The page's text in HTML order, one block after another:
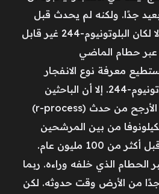
جدًا. ولكنه لم يحدث قبل
أكثر من مليار سنة، وإلا لكان البلوتونيوم-244 غير قابل
عبر حطام الماضي
معرفة نوع الانفجار
الدقيق الذي أنتج البلوتونيوم-244. إلا أن الباحثين
يعتقدون أنه جاء على الأرجح من حدث (r-process)
من بين المرشحين
الرئيسيين. وأنه وقع قبل أكثر من 100 مليون عام.
الحطام الذي خلفه وراءه. ربما
جدًا من الأرض وقت حدوثه. لكن